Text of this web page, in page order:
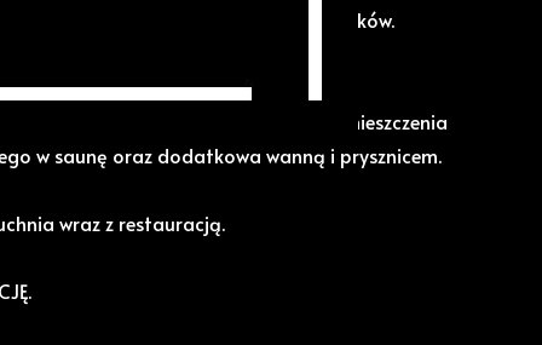
OBIEKTU na wynajem pod pracowników.
pokoi, 3 łazienek, 2 kuchni oraz pomieszczenia
w saunę oraz dodatkowa wanną i prysznicem.
wraz z restauracją.